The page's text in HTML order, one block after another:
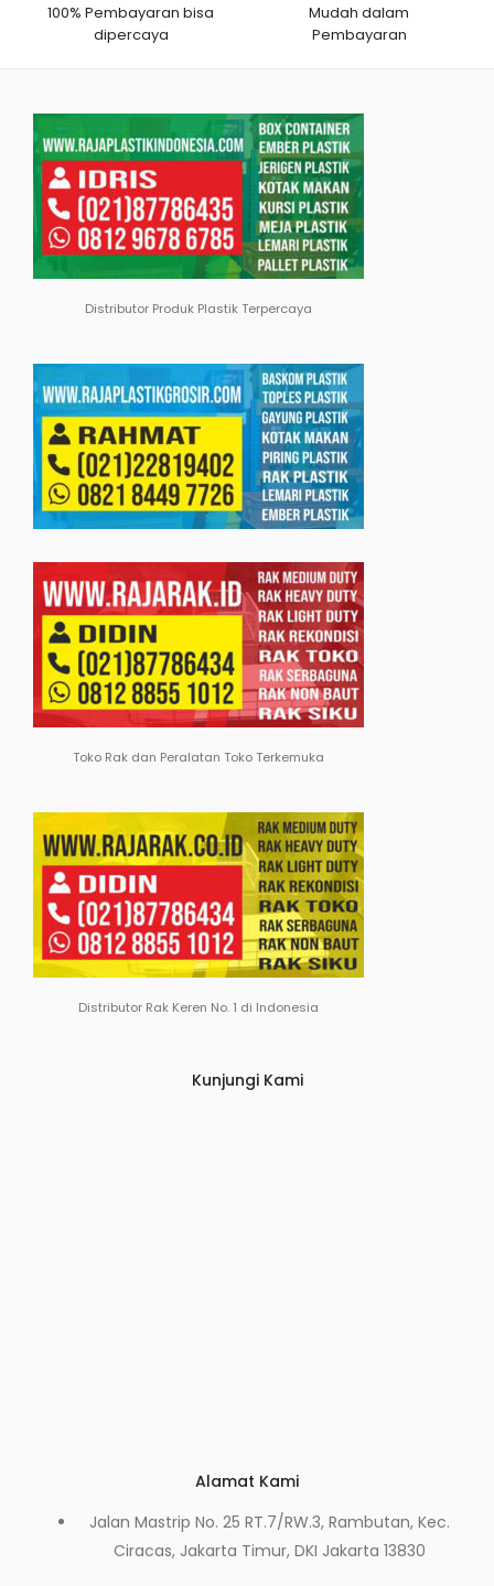
100% Pembayaran bisa
dipercaya
Mudah dalam
Pembayaran
Distributor Produk Plastik Terpercaya
Toko Rak dan Peralatan Toko Terkemuka
Distributor Rak Keren No. 1 di Indonesia
Kunjungi Kami
Alamat Kami
Jalan Mastrip No. 25 RT.7/RW.3, Rambutan, Kec.
Ciracas, Jakarta Timur, DKI Jakarta 13830